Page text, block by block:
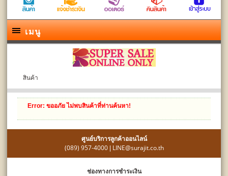
เมนู
สินค้า
Error: ขออภัย ไม่พบสินค้าที่ท่านค้นหา!
ศูนย์บริการลูกค้าออนไลน์
(089) 957-4000| LINE@surajit.co.th
ช่องทางการชำระเงิน